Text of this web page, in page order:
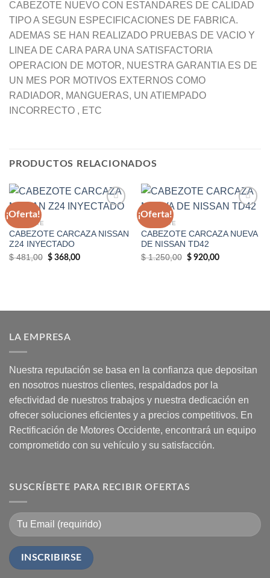
CABEZOTE NUEVO CON ESTANDARES DE CALIDAD
TIPO A SEGUN ESPECIFICACIONES DE FABRICA.
ADEMAS SE HAN REALIZADO PRUEBAS DE VACIO Y
LINEA DE CARA PARA UNA SATISFACTORIA
OPERACION DE MOTOR, NUESTRA GARANTIA ES DE
UN MES POR MOTIVOS EXTERNOS COMO
RADIADOR, MANGUERAS, UN ATIEMPADO
INCORRECTO , ETC
PRODUCTOS RELACIONADOS
¡Oferta!
Añadir
CABEZOTE
CABEZOTE CARCAZA NISSAN
Z24 INYECTADO
$481,00
El
precio
$368,00El
precio
¡Oferta!
Añadir
CABEZOTE
CABEZOTE CARCAZA NUEVA
DE NISSAN TD42
$1.250,00
El
precio
$920,00El
precio
LA EMPRESA
Nuestra reputación se basa en la confianza que depositan
en nosotros nuestros clientes, respaldados por la
efectividad de nuestros trabajos y nuestra dedicación en
ofrecer soluciones eficientes y a precios competitivos. En
Rectificación de Motores Occidente, encontrará un equipo
comprometido con su vehículo y su satisfacción.
SUSCRÍBETE PARA RECIBIR OFERTAS